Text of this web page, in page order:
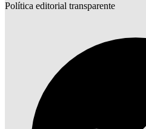
Política editorial transparente